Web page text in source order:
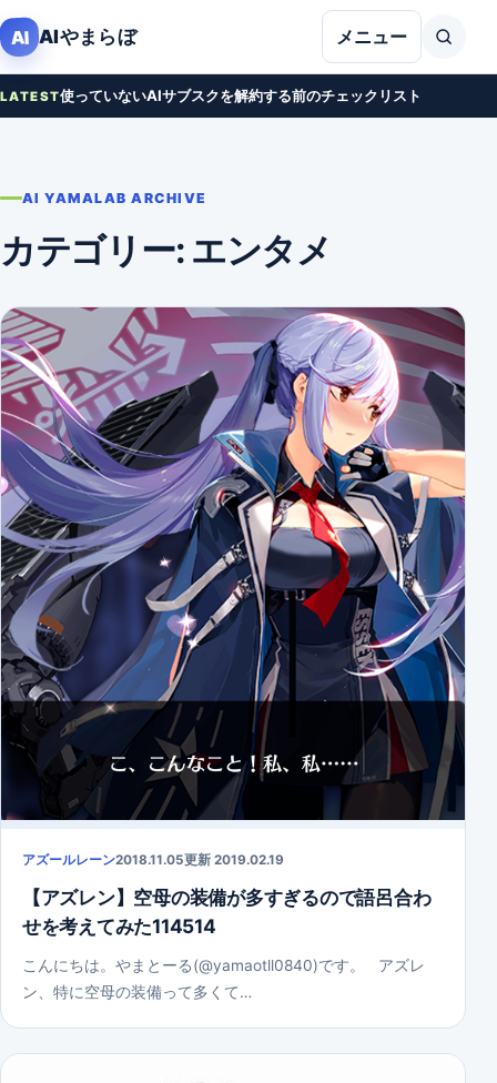
本文へ移動
AI AIやまらぼ メニュー
LATEST使っていないAIサブスクを解約する前のチェックリスト
AI YAMALAB ARCHIVE
カテゴリー: エンタメ
アズールレーン2018.11.05更新 2019.02.19
【アズレン】空母の装備が多すぎるので語呂合わ
せを考えてみた114514
こんにちは。やまとーる(@yamaotll0840)です。 アズレ
ン、特に空母の装備って多くて…